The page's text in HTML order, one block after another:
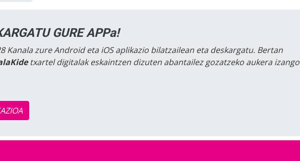
GURE APPa!
Kanala zure Android eta iOS aplikazio bilatzailean eta deskargatu. Bertan
txartel digitalak eskaintzen dizuten abantailez gozatzeko aukera izango